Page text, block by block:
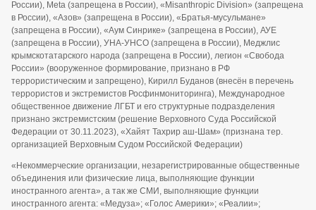
России), Meta (запрещена в России), «Misanthropic Division» (запрещена
в России), «Азов» (запрещена в России), «Братья-мусульмане»
(запрещена в России), «Аум Синрике» (запрещена в России), АУЕ
(запрещена в России), УНА-УНСО (запрещена в России), Меджлис
крымскотатарского народа (запрещена в России), легион «Свобода
России» (вооруженное формирование, признано в РФ
террористическим и запрещено), Кирилл Буданов (внесён в перечень
террористов и экстремистов Росфинмониторинга), Международное
общественное движение ЛГБТ и его структурные подразделения
признано экстремистским (решение Верховного Суда Российской
Федерации от 30.11.2023), «Хайят Тахрир аш-Шам» (признана тер.
организацией Верховным Судом Российской Федерации)
«Некоммерческие организации, незарегистрированные общественные
объединения или физические лица, выполняющие функции
иностранного агента», а так же СМИ, выполняющие функции
иностранного агента: «Медуза»; «Голос Америки»; «Реалии»;